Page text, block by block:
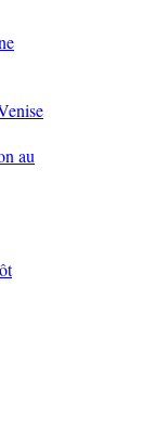
au